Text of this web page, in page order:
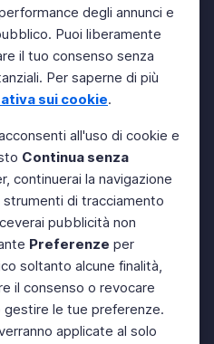
degli annunci e
Puoi liberamente
il tuo consenso senza
Per saperne di più
sui cookie.
all'uso di cookie e
Continua senza
continuerai la navigazione
di tracciamento
pubblicità non
Preferenze per
soltanto alcune finalità,
il consenso o revocare
le tue preferenze.
applicate al solo